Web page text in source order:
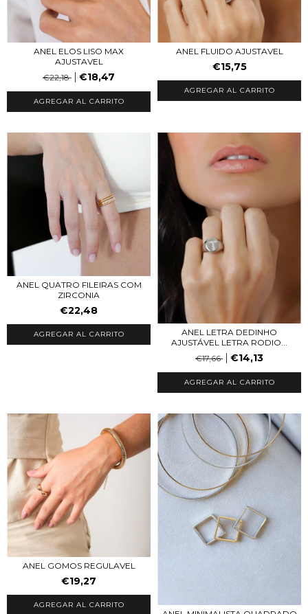
ANEL ELOS LISO MAX
AJUSTAVEL
€22,18
€18,47
AGREGAR AL CARRITO
ANEL FLUIDO AJUSTAVEL
€15,75
AGREGAR AL CARRITO
ANEL QUATRO FILEIRAS COM
ZIRCONIA
€22,48
AGREGAR AL CARRITO
ANEL LETRA DEDINHO
AJUSTÁVEL LETRA RODIO...
€17,66
€14,13
ANEL GOMOS REGULAVEL
€19,27
AGREGAR AL CARRITO